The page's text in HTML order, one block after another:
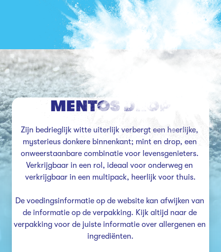
MENTOS DROP
Zijn bedrieglijk witte uiterlijk verbergt een heerlijke,
mysterieus donkere binnenkant; mint en drop, een
onweerstaanbare combinatie voor levensgenieters.
Verkrijgbaar in een rol, ideaal voor onderweg en
verkrijgbaar in een multipack, heerlijk voor thuis.
De voedingsinformatie op de website kan afwijken van
de informatie op de verpakking. Kijk altijd naar de
verpakking voor de juiste informatie over allergenen en
ingrediënten.